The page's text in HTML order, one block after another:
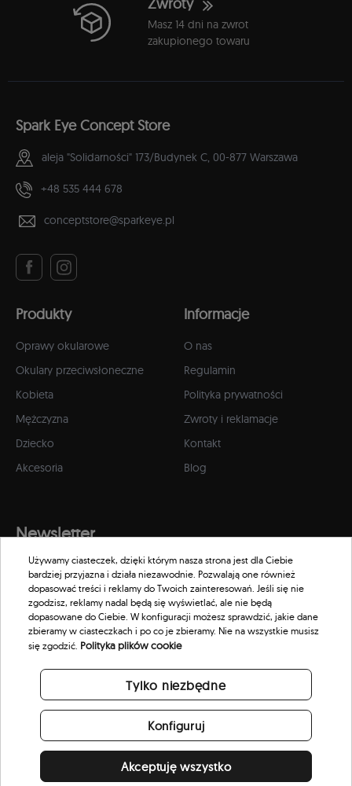
Masz 14 dni na zwrot
zakupionego towaru
Spark Eye Concept Store
aleja "Solidarności" 173/Budynek C, 00-877 Warszawa
+48 535 444 678
conceptstore@sparkeye.pl
Produkty
Oprawy okularowe
Okulary przeciwsłoneczne
Kobieta
Mężczyzna
Dziecko
Akcesoria
Informacje
O nas
Regulamin
Polityka prywatności
Zwroty i reklamacje
Kontakt
Blog
Newsletter
Zapisz się do naszego newslettera, aby otrzymywać informacje o
promocjach i nowościach w naszym sklepie.
© 2026 Scorpion Eyewear. All rights reserved
Używamy ciasteczek, dzięki którym nasza strona jest dla Ciebie
bardziej przyjazna i działa niezawodnie. Pozwalają one również
dopasować treści i reklamy do Twoich zainteresowań. Jeśli się nie
zgodzisz, reklamy nadal będą się wyświetlać, ale nie będą
dopasowane do Ciebie. W konfiguracji możesz sprawdzić, jakie dane
zbieramy w ciasteczkach i po co je zbieramy. Nie na wszystkie musisz
się zgodzić. Polityka plików cookie
Tylko niezbędne
Konfiguruj
Akceptuję wszystko